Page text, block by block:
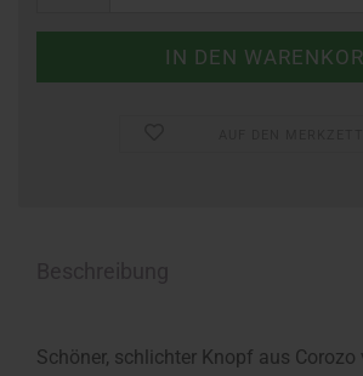
Schöner, schlichter Knopf aus Corozo